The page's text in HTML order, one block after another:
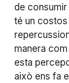
de
té un
manera
esta
això ens fa